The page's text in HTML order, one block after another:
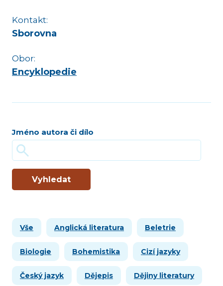
Kontakt:
Sborovna
Obor:
Encyklopedie
Jméno autora či dílo
Vyhledat
Vše Anglická literatura Beletrie
Biologie Bohemistika Cizí jazyky
Český jazyk Dějepis Dějiny literatury